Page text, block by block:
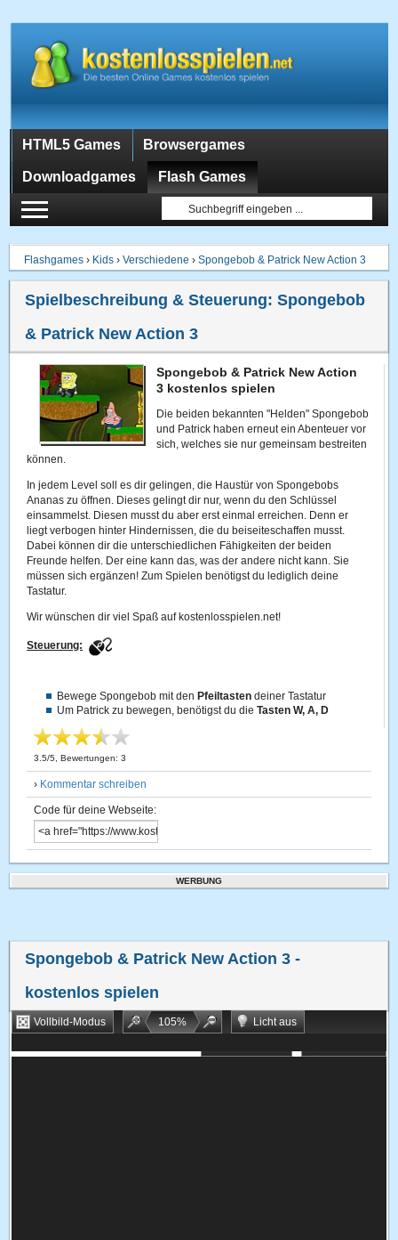
HTML5 Games Browsergames
Downloadgames Flash Games
Flashgames › Kids ›Verschiedene ›Spongebob & Patrick New Action 3
Spielbeschreibung & Steuerung:Spongebob
& Patrick New Action 3
Spongebob & Patrick New Action
3 kostenlos spielen
Die beiden bekannten "Helden" Spongebob
und Patrick haben erneut ein Abenteuer vor
sich, welches sie nur gemeinsam bestreiten
können.
In jedem Level soll es dir gelingen, die Haustür von Spongebobs
Ananas zu öffnen. Dieses gelingt dir nur, wenn du den Schlüssel
einsammelst. Diesen musst du aber erst einmal erreichen. Denn er
liegt verbogen hinter Hindernissen, die du beiseiteschaffen musst.
Dabei können dir die unterschiedlichen Fähigkeiten der beiden
Freunde helfen. Der eine kann das, was der andere nicht kann. Sie
müssen sich ergänzen! Zum Spielen benötigst du lediglich deine
Tastatur.
Wir wünschen dir viel Spaß auf kostenlosspielen.net!
Steuerung:
Bewege Spongebob mit den Pfeiltasten deiner Tastatur
Um Patrick zu bewegen, benötigst du dieTasten W, A, D
3.5/5 , Bewertungen:3
› Kommentar schreiben
Code für deine Webseite:
WERBUNG
Spongebob & Patrick New Action 3 -
kostenlos spielen
Vollbild-Modus 105%
Licht aus